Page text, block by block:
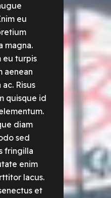
eu
magna.
eu turpis
aenean
Risus
quisque id
diam
sed
fringilla
enim
lacus.
et